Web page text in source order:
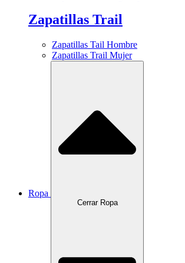
Zapatillas Trail
Zapatillas Tail Hombre
Zapatillas Trail Mujer
Ropa
Cerrar Ropa